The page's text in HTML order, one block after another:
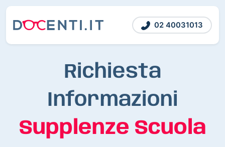
02 40031013
Richiesta
Informazioni
Supplenze Scuola